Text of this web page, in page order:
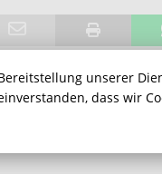
unserer
dass wir